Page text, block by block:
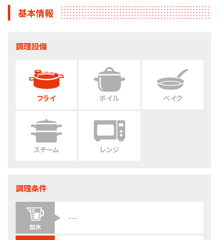
基本情報
調理設備
フライ ボイル ベイク
スチーム レンジ
調理条件
加水
---